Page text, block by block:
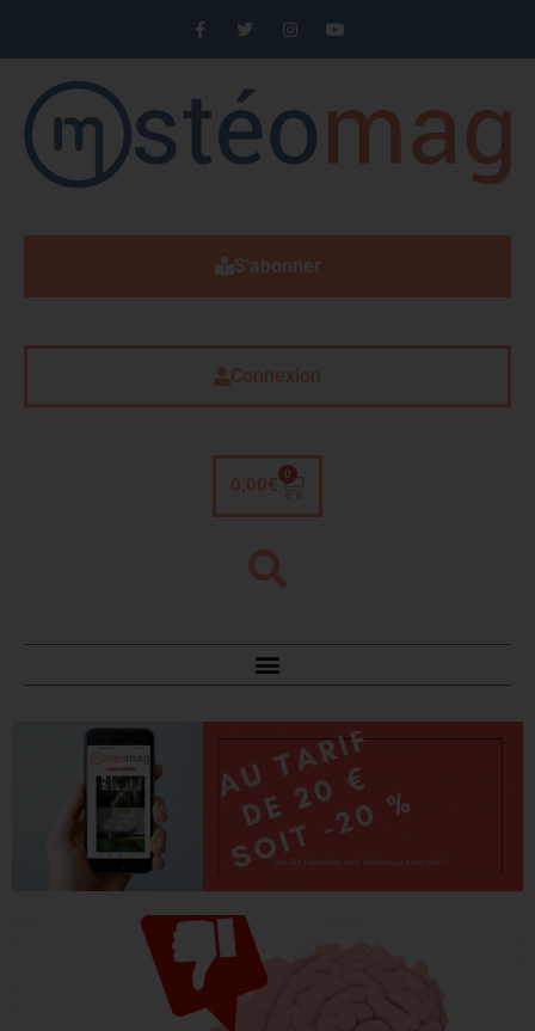
S'abonner
Connexion
0,00 €
0